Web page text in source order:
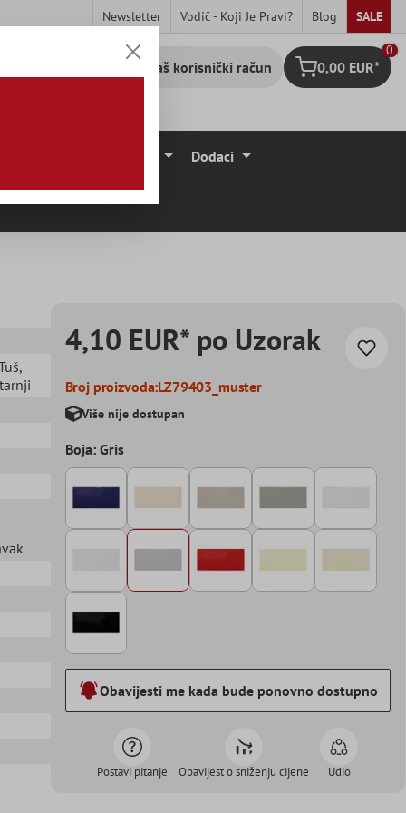
Newsletter Vodič - Koji Je Pravi? Blog SALE
Vaš korisnički račun Košarica
0
0,00 EUR*
Dodaci
,
4,10 EUR* po Uzorak
Broj proizvoda:LZ79403_muster
Više nije dostupan
Boja: Gris
Obavijesti me kada bude ponovno dostupno
Postavi pitanje Obavijest o sniženju cijene Udio